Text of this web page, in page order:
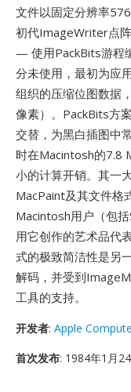
文件以固定分辨率
初代ImageWriter点
— 使用PackBits游程
分未使用，最初为应
组织的压缩位图数据
像素）。PackBits方
交替，为黑白插图中
时在Macintosh的7.8
小的计算开销。其一
MacPaint及其文件格
Macintosh用户（包
用它创作的艺术品代
式的极致简洁性是另
解码，并受到
工具的支持。
开发者: Apple
首次发布: 1984年1月